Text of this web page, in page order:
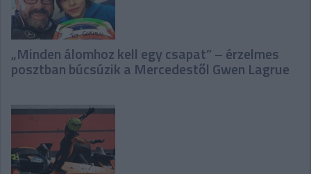
„Minden álomhoz kell egy csapat” – érzelmes
posztban búcsúzik a Mercedestől Gwen Lagrue